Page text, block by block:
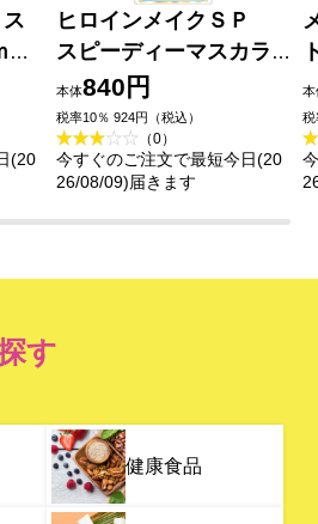
(20
ヒロインメイクＳＰ
スピーディーマスカラ
リムーバー ６．６ｍＬ
伊勢半
本体840円
税率10％ 924円（税込）
（0）
今すぐのご注文で最短今日(20
26/08/09)届きます
本
税
す
健康食品